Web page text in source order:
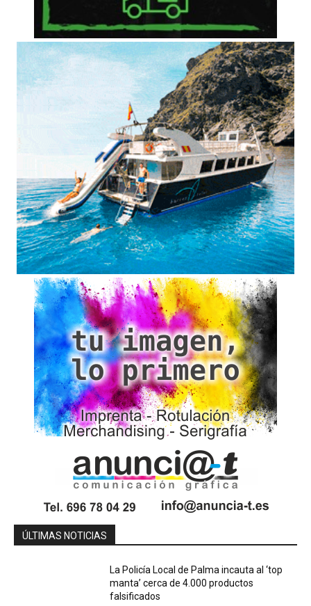
ÚLTIMAS NOTICIAS
La Policía Local de Palma incauta al ‘top
manta’ cerca de 4.000 productos
falsificados